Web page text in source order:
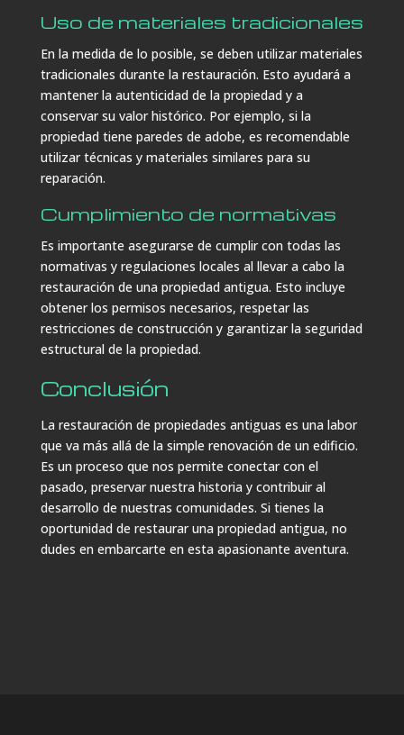
Uso de materiales tradicionales
En la medida de lo posible, se deben utilizar materiales
tradicionales durante la restauración. Esto ayudará a
mantener la autenticidad de la propiedad y a
conservar su valor histórico. Por ejemplo, si la
propiedad tiene paredes de adobe, es recomendable
utilizar técnicas y materiales similares para su
reparación.
Cumplimiento de normativas
Es importante asegurarse de cumplir con todas las
normativas y regulaciones locales al llevar a cabo la
restauración de una propiedad antigua. Esto incluye
obtener los permisos necesarios, respetar las
restricciones de construcción y garantizar la seguridad
estructural de la propiedad.
Conclusión
La restauración de propiedades antiguas es una labor
que va más allá de la simple renovación de un edificio.
Es un proceso que nos permite conectar con el
pasado, preservar nuestra historia y contribuir al
desarrollo de nuestras comunidades. Si tienes la
oportunidad de restaurar una propiedad antigua, no
dudes en embarcarte en esta apasionante aventura.